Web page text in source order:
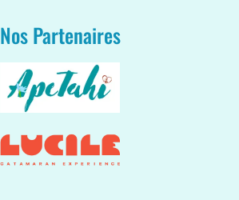
Nos Partenaires